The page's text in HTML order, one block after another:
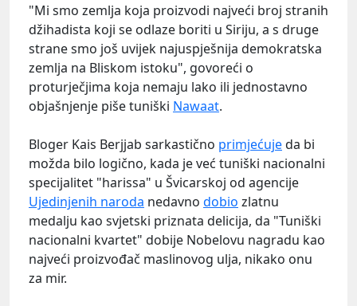
"Mi smo zemlja koja proizvodi najveći broj stranih
džihadista koji se odlaze boriti u Siriju, a s druge
strane smo još uvijek najuspješnija demokratska
zemlja na Bliskom istoku", govoreći o
proturječjima koja nemaju lako ili jednostavno
objašnjenje piše tuniški Nawaat.
Bloger Kais Berjjab sarkastično primjećujeda bi
možda bilo logično, kada je već tuniški nacionalni
specijalitet "harissa" u Švicarskoj od agencije
Ujedinjenih naroda nedavno dobio zlatnu
medalju kao svjetski priznata delicija, da "Tuniški
nacionalni kvartet" dobije Nobelovu nagradu kao
najveći proizvođač maslinovog ulja, nikako onu
za mir.